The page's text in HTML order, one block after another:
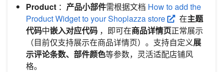
Product ： 产品小部件需根据文档 How to add the
Product Widget to your Shoplazza store
在主题
代码中嵌入对应代码 ，即可在商品详情页正常展示
（目前仅支持展示在商品详情页）。支持自定义展
示评论条数、部件颜色等参数，灵活适配店铺风
格。